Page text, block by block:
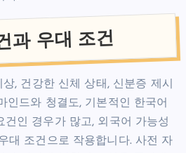
과 우대 조건
, 건강한 신체 상태, 신분증 제시
인드와 청결도, 기본적인 한국어
건인 경우가 많고, 외국어 가능성
대 조건으로 작용합니다. 사전 자